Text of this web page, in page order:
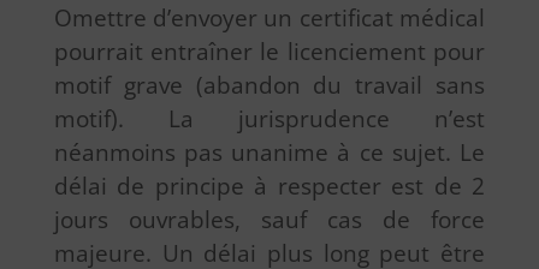
Omettre d’envoyer un certificat médical
pourrait entraîner le licenciement pour
motif grave (abandon du travail sans
motif). La jurisprudence n’est
néanmoins pas unanime à ce sujet. Le
délai de principe à respecter est de 2
jours ouvrables, sauf cas de force
majeure. Un délai plus long peut être